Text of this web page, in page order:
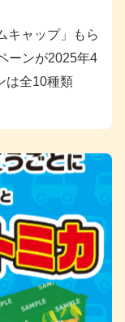
キャップ」もら
ーンが2025年4
は全10種類